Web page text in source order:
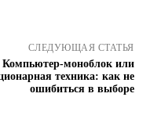
СЛЕДУЮЩАЯ СТАТЬЯ
Компьютер-моноблок или
техника: как не
ошибиться в выборе